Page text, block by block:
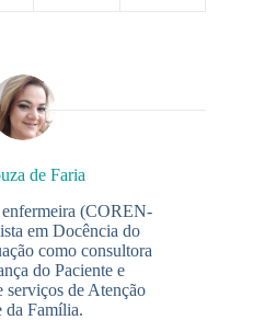
de Faria
(COREN-
em Docência do
como consultora
do Paciente e
serviços de Atenção
da Família.